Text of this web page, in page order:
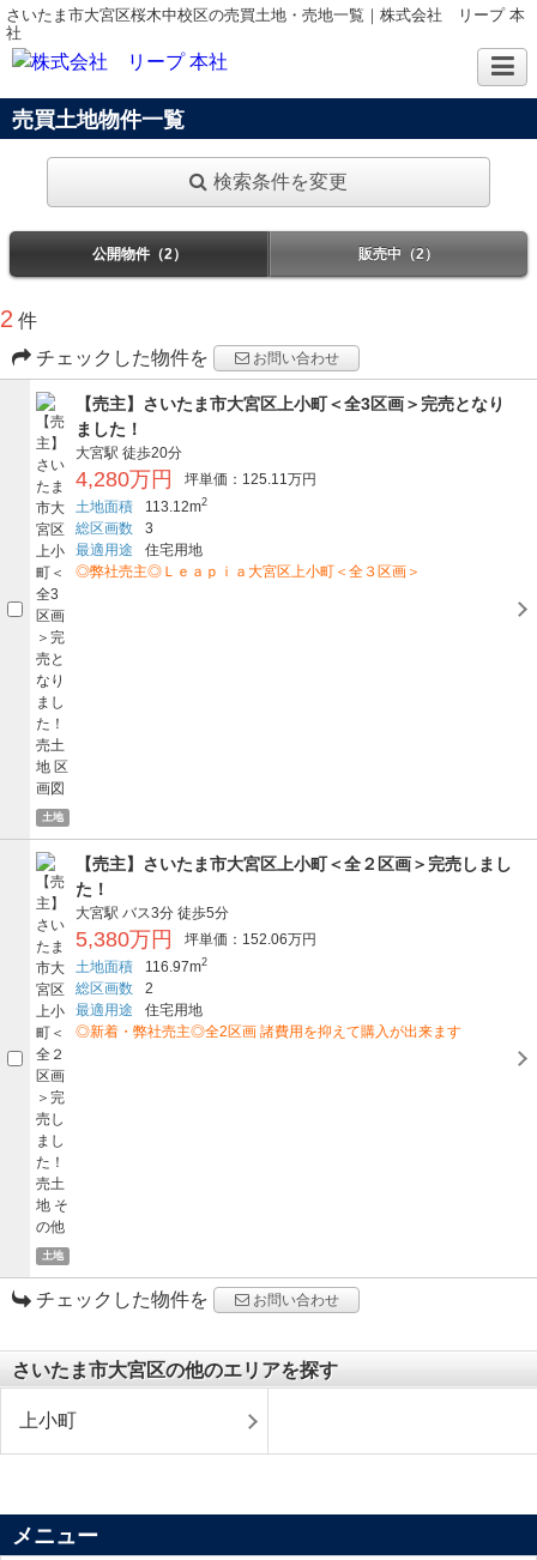
さいたま市大宮区桜木中校区の売買土地・売地一覧｜株式会社 リープ 本
社
売買土地物件一覧
検索条件を変更
公開物件（2） 販売中（2）
2 件
チェックした物件を
お問い合わせ
土地
【売主】さいたま市大宮区上小町＜全3区画＞完売となり
ました！
大宮駅 徒歩20分
4,280万円
坪単価：125.11万円
土地面積
113.12m2
総区画数
3
最適用途
住宅用地
◎弊社売主◎Ｌｅａｐｉａ大宮区上小町＜全３区画＞
土地
【売主】さいたま市大宮区上小町＜全２区画＞完売しまし
た！
大宮駅 バス3分 徒歩5分
5,380万円
坪単価：152.06万円
土地面積
116.97m2
総区画数
2
最適用途
住宅用地
◎新着・弊社売主◎全2区画 諸費用を抑えて購入が出来ます
チェックした物件を お問い合わせ
さいたま市大宮区の他のエリアを探す
上小町
メニュー